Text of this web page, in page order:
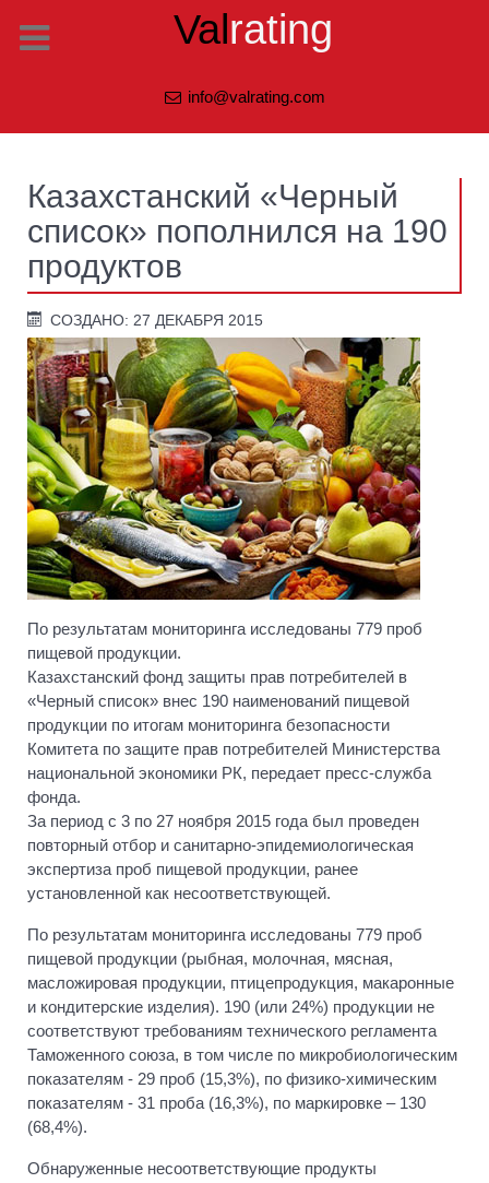
Valrating
info@valrating.com
Казахстанcкий «Черный
список» пополнился на 190
продуктов
СОЗДАНО: 27 ДЕКАБРЯ 2015
По результатам мониторинга исследованы 779 проб
пищевой продукции.
Казахстанский фонд защиты прав потребителей в
«Черный список» внес 190 наименований пищевой
продукции по итогам мониторинга безопасности
Комитета по защите прав потребителей Министерства
национальной экономики РК, передает пресс-служба
фонда.
За период с 3 по 27 ноября 2015 года был проведен
повторный отбор и санитарно-эпидемиологическая
экспертиза проб пищевой продукции, ранее
установленной как несоответствующей.
По результатам мониторинга исследованы 779 проб
пищевой продукции (рыбная, молочная, мясная,
масложировая продукции, птицепродукция, макаронные
и кондитерские изделия). 190 (или 24%) продукции не
соответствуют требованиям технического регламента
Таможенного союза, в том числе по микробиологическим
показателям - 29 проб (15,3%), по физико-химическим
показателям - 31 проба (16,3%), по маркировке – 130
(68,4%).
Обнаруженные несоответствующие продукты